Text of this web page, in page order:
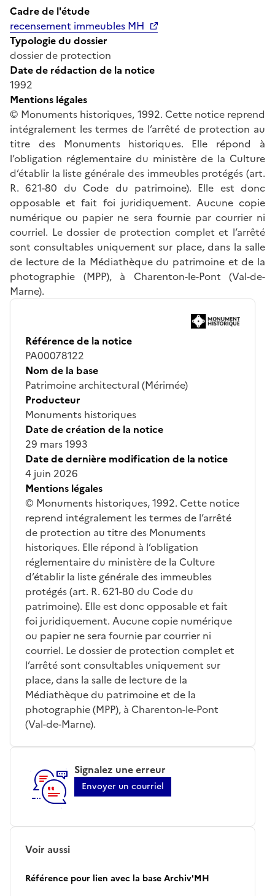
Cadre de l'étude
recensement immeubles MH
Typologie du dossier
dossier de protection
Date de rédaction de la notice
1992
Mentions légales
© Monuments historiques, 1992. Cette notice reprend
intégralement les termes de l’arrêté de protection au
titre des Monuments historiques. Elle répond à
l’obligation réglementaire du ministère de la Culture
d’établir la liste générale des immeubles protégés (art.
R. 621-80 du Code du patrimoine). Elle est donc
opposable et fait foi juridiquement. Aucune copie
numérique ou papier ne sera fournie par courrier ni
courriel. Le dossier de protection complet et l’arrêté
sont consultables uniquement sur place, dans la salle
de lecture de la Médiathèque du patrimoine et de la
photographie (MPP), à Charenton-le-Pont (Val-de-
Marne).
Référence de la notice
PA00078122
Nom de la base
Patrimoine architectural (Mérimée)
Producteur
Monuments historiques
Date de création de la notice
29 mars 1993
Date de dernière modification de la notice
4 juin 2026
Mentions légales
© Monuments historiques, 1992. Cette notice
reprend intégralement les termes de l’arrêté
de protection au titre des Monuments
historiques. Elle répond à l’obligation
réglementaire du ministère de la Culture
d’établir la liste générale des immeubles
protégés (art. R. 621-80 du Code du
patrimoine). Elle est donc opposable et fait
foi juridiquement. Aucune copie numérique
ou papier ne sera fournie par courrier ni
courriel. Le dossier de protection complet et
l’arrêté sont consultables uniquement sur
place, dans la salle de lecture de la
Médiathèque du patrimoine et de la
photographie (MPP), à Charenton-le-Pont
(Val-de-Marne).
Signalez une erreur
Envoyer un courriel
Voir aussi
Référence pour lien avec la base Archiv'MH